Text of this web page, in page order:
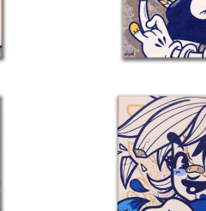
Détail #1 – Kintsugi –